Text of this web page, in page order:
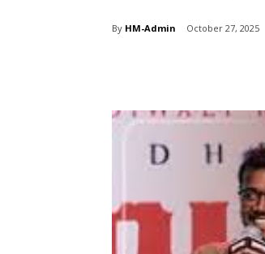
By HM-Admin October 27, 2025